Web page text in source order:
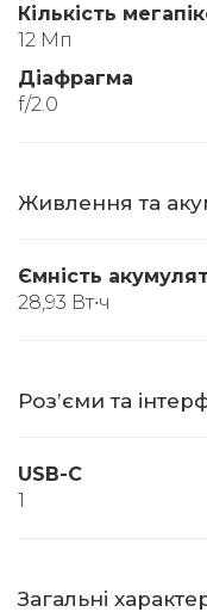
Кількість
12 Мп
Діафрагма
f/2.0
Живлення та
Ємність
28,93 Вт∙ч
Розʼєми та
USB-C
1
Загальні